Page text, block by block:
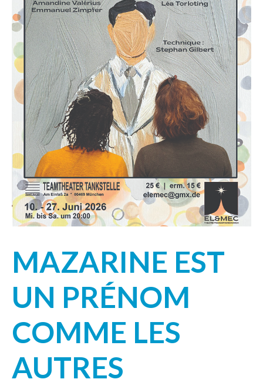
MAZARINE EST
UN PRÉNOM
COMME LES
AUTRES